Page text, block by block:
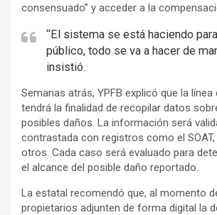
consensuado” y acceder a la
“El sistema se está haciendo
público, todo se va a hacer de
insistió.
Semanas atrás, YPFB explicó que la línea
tendrá la finalidad de recopilar datos
posibles daños. La información será
contrastada con registros como el SOAT,
otros. Cada caso será evaluado para
el alcance del posible daño reportado.
La estatal recomendó que, al momento
propietarios adjunten de forma digital la